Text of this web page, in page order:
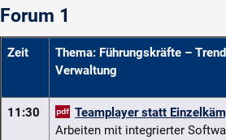
Forum 1
Zeit
Thema: Führungskräfte –
Verwaltung
11:30 Teamplayer statt
Arbeiten mit integrierter